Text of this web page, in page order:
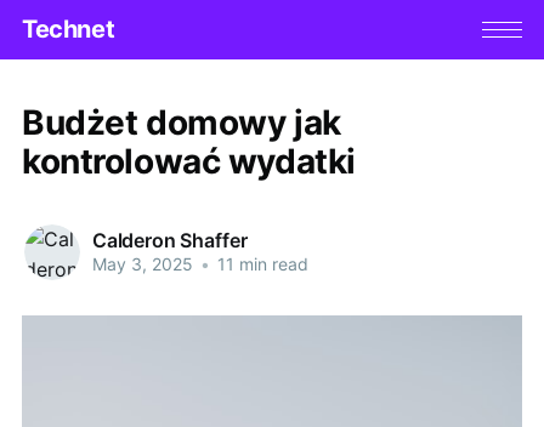
Technet
Budżet domowy jak
kontrolować wydatki
Calderon Shaffer
May 3, 2025 • 11 min read